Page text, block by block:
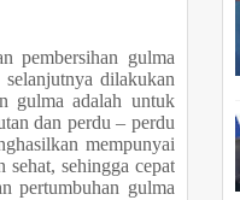
gulma
dilakukan
gulma adalah untuk
dan perdu – perdu
mempunyai
sehingga cepat
pertumbuhan gulma